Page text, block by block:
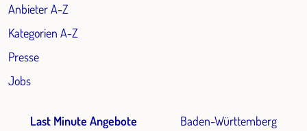
Anbieter A-Z
Kategorien A-Z
Presse
Jobs
Last Minute Angebote
Baden-Württemberg